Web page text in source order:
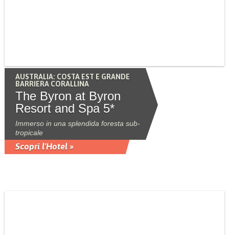
AUSTRALIA: COSTA EST E GRANDE
BARRIERA CORALLINA
The Byron at Byron
Resort and Spa 5*
Immerso in una splendida foresta sub-
tropicale
Scopri l'Hotel »